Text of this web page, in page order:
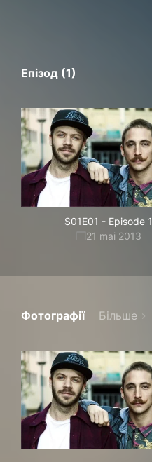
Епізод (1)
S01E01 - Episode 1
21 mai 2013
Фотографії Більше